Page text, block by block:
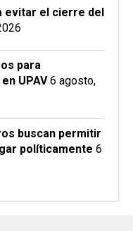
evitar el cierre del
para
UPAV 6 agosto,
buscan permitir
políticamente 6